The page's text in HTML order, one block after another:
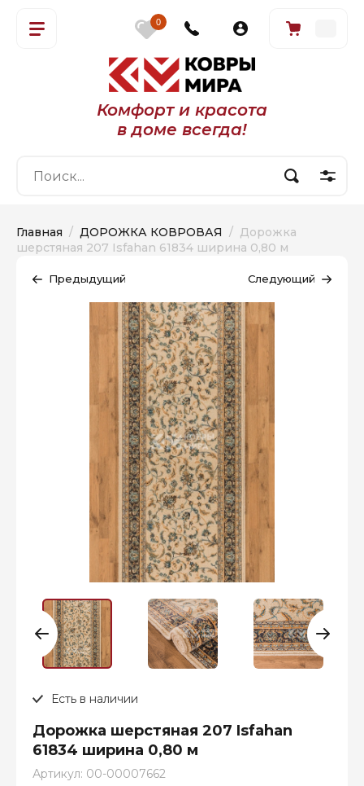
Комфорт и красота
в доме всегда!
0
Главная
  /
ДОРОЖКА КОВРОВАЯ
  /  Дорожка
шерстяная 207 Isfahan 61834 ширина 0,80 м
Предыдущий Следующий
Есть в наличии
Дорожка шерстяная 207 Isfahan
61834 ширина 0,80 м
Артикул: 00-00007662